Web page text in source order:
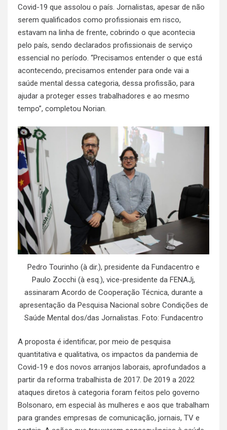
Covid-19 que assolou o país. Jornalistas, apesar de não
serem qualificados como profissionais em risco,
estavam na linha de frente, cobrindo o que acontecia
pelo país, sendo declarados profissionais de serviço
essencial no período. “Precisamos entender o que está
acontecendo, precisamos entender para onde vai a
saúde mental dessa categoria, dessa profissão, para
ajudar a proteger esses trabalhadores e ao mesmo
tempo”, completou Norian.
Pedro Tourinho (à dir.), presidente da Fundacentro e
Paulo Zocchi (à esq.), vice-presidente da FENAJj,
assinaram Acordo de Cooperação Técnica, durante a
apresentação da Pesquisa Nacional sobre Condições de
Saúde Mental dos/das Jornalistas. Foto: Fundacentro
A proposta é identificar, por meio de pesquisa
quantitativa e qualitativa, os impactos da pandemia de
Covid-19 e dos novos arranjos laborais, aprofundados a
partir da reforma trabalhista de 2017. De 2019 a 2022
ataques diretos à categoria foram feitos pelo governo
Bolsonaro, em especial às mulheres e aos que trabalham
para grandes empresas de comunicação, jornais, TV e